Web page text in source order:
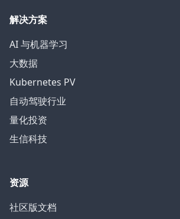
解决方案
AI 与机器学习
大数据
Kubernetes PV
自动驾驶行业
量化投资
生信科技
资源
社区版文档